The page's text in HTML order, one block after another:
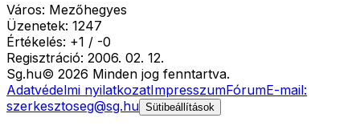
Város: Mezőhegyes
Üzenetek: 1247
Értékelés: +1 / -0
Regisztráció: 2006. 02. 12.
Sg.hu© 2026 Minden jog fenntartva.
Adatvédelmi nyilatkozatImpresszumFórumE-mail:
szerkesztoseg@sg.hu Sütibeállítások